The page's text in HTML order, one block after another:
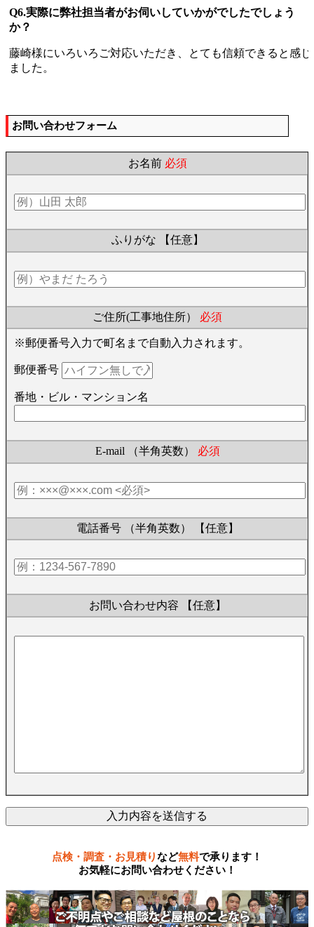
Q6.実際に弊社担当者がお伺いしていかがでしたでしょう
か？
藤崎様にいろいろご対応いただき、とても信頼できると感じ
ました。
お問い合わせフォーム
お名前 必須
ふりがな 【任意】
ご住所(工事地住所） 必須
※郵便番号入力で町名まで自動入力されます。
郵便番号
番地・ビル・マンション名
E-mail （半角英数） 必須
電話番号 （半角英数） 【任意】
お問い合わせ内容 【任意】
点検・調査・お見積りなど無料で承ります！
お気軽にお問い合わせください！